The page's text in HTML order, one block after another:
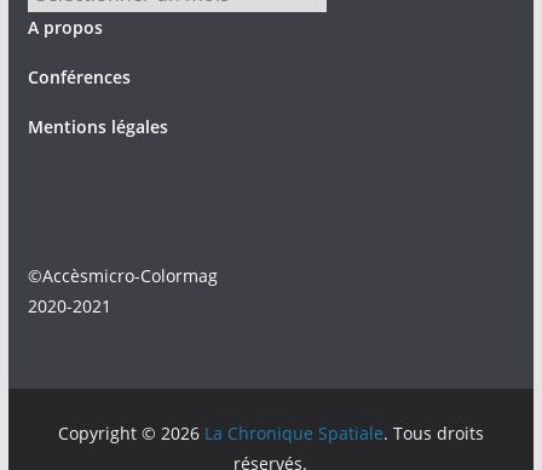
A propos
Conférences
Mentions légales
©Accèsmicro-Colormag
2020-2021
Copyright © 2026 La Chronique Spatiale. Tous droits
réservés.